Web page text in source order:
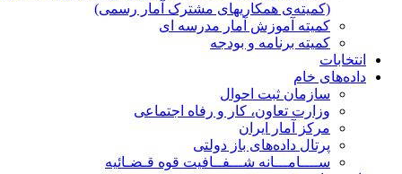
(کمیته‌ی همکاریهای مشترک آمار رسمی)
کمیته آموزش آمار مدرسه ای
کمیته برنامه و بودجه
انتخابات
داده‌های خام
سازمان ثبت احوال
وزارت تعاون، کار و رفاه اجتماعی
مرکز آمار ایران
پرتال داده‌های باز دولتی
ســــامـــانه شـــفــافیت قوه قـضـائیه